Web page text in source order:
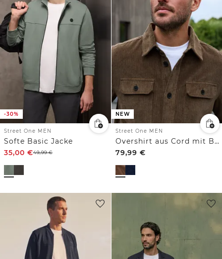
-30%
Street One MEN
Softe Basic Jacke
35,00 €49,99€
NEW
Street One MEN
Overshirt aus Cord mit Brusttaschen
79,99 €